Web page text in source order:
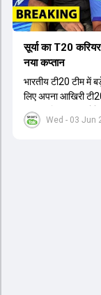
Wed - 03 Jun
सूर्या का T20
नया कप्तान
भारतीय टी20 टीम में
लिए अपना आखिरी
टीम का हिस्सा नहीं
लिए नए कप्तान की
दौड़ से बाहर हैं।
टीम में शामिल किया